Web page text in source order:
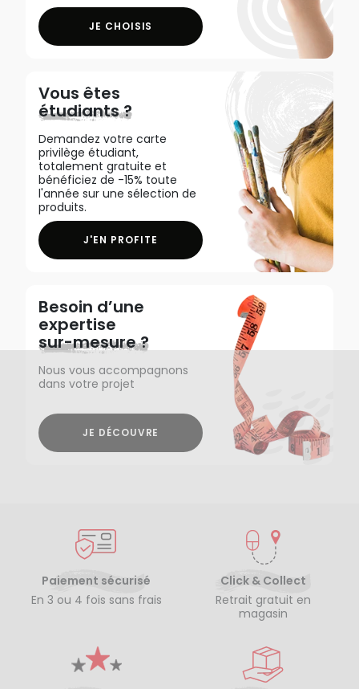
JE CHOISIS
Vous êtes
étudiants ?
Demandez votre carte
privilège étudiant,
totalement gratuite et
bénéficiez de -15% toute
l'année sur une sélection de
produits.
J'EN PROFITE
Besoin d’une
expertise
sur-mesure ?
Nous vous accompagnons
dans votre projet
JE DÉCOUVRE
Paiement sécurisé
En 3 ou 4 fois sans frais
Click & Collect
Retrait gratuit en
magasin